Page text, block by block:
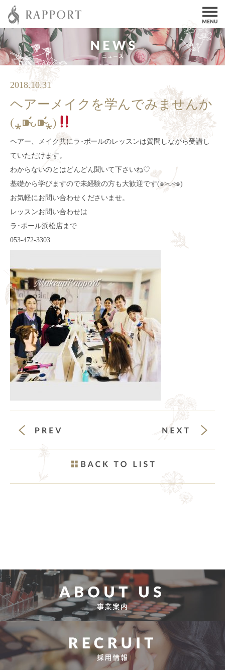
2018.10.31
ヘアーメイクを学んでみませんか
(⁎⁍̴̛ᴗ⁍̴̛⁎)
ヘアー、メイク共にラ･ポールのレッスンは質問しながら受講し
ていただけます。
わからないのとはどんどん聞いて下さいね♡
基礎から学びますので未経験の方も大歓迎です(๑˃̵ᴗ˂̵๑)
お気軽にお問い合わせくださいませ。
レッスンお問い合わせは
ラ･ポール浜松店まで
053-472-3303
前の投稿